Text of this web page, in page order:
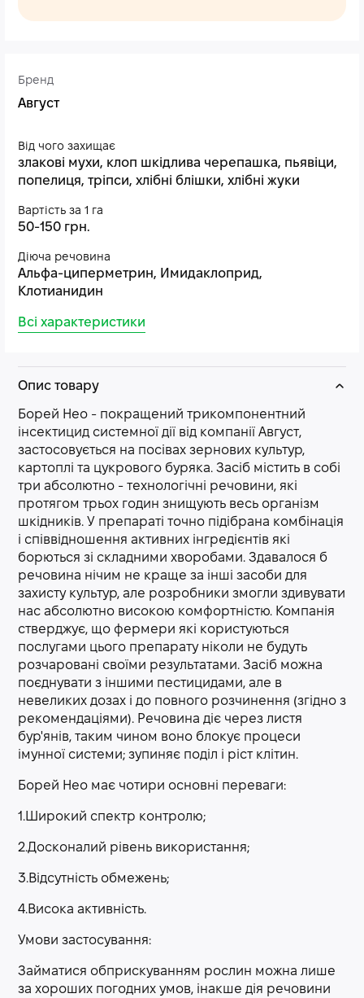
Бренд
Август
Від чого захищає
злакові мухи, клоп шкідлива черепашка, пьявіци,
попелиця, тріпси, хлібні блішки, хлібні жуки
Вартість за 1 га
50-150 грн.
Діюча речовина
Альфа-циперметрин, Имидаклоприд,
Клотианидин
Всі характеристики
Опис товару
Борей Нео - покращений трикомпонентний
інсектицид системної дії від компанії Август,
застосовується на посівах зернових культур,
картоплі та цукрового буряка. Засіб містить в собі
три абсолютно - технологічні речовини, які
протягом трьох годин знищують весь організм
шкідників. У препараті точно підібрана комбінація
і співвідношення активних інгредієнтів які
борються зі складними хворобами. Здавалося б
речовина нічим не краще за інші засоби для
захисту культур, але розробники змогли здивувати
нас абсолютно високою комфортністю. Компанія
стверджує, що фермери які користуються
послугами цього препарату ніколи не будуть
розчаровані своїми результатами. Засіб можна
поєднувати з іншими пестицидами, але в
невеликих дозах і до повного розчинення (згідно з
рекомендаціями). Речовина діє через листя
бур'янів, таким чином воно блокує процеси
імунної системи; зупиняє поділ і ріст клітин.
Борей Нео має чотири основні переваги:
1.Широкий спектр контролю;
2.Досконалий рівень використання;
3.Відсутність обмежень;
4.Висока активність.
Умови застосування:
Займатися обприскуванням рослин можна лише
за хороших погодних умов, інакше дія речовини